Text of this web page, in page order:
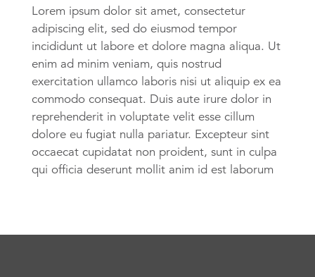
Lorem ipsum dolor sit amet, consectetur
adipiscing elit, sed do eiusmod tempor
incididunt ut labore et dolore magna aliqua. Ut
enim ad minim veniam, quis nostrud
exercitation ullamco laboris nisi ut aliquip ex ea
commodo consequat. Duis aute irure dolor in
reprehenderit in voluptate velit esse cillum
dolore eu fugiat nulla pariatur. Excepteur sint
occaecat cupidatat non proident, sunt in culpa
qui officia deserunt mollit anim id est laborum